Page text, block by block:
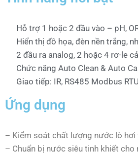
Hỗ trợ 1 hoặc 2 đầu vào – pH,
Hiển thị đồ họa, đèn nền trắng,
2 đầu ra analog, 2 hoặc 4 rơ-le
Chức năng Auto Clean & Auto
Giao tiếp: IR, RS485 Modbus
Ứng dụng
– Kiểm soát chất lượng nước lò hơi
– Chuẩn bị nước siêu tinh khiết cho